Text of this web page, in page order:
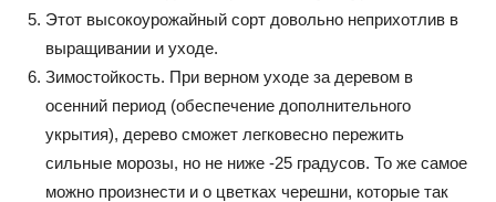
Этот высокоурожайный сорт довольно неприхотлив в
выращивании и уходе.
Зимостойкость. При верном уходе за деревом в
осенний период (обеспечение дополнительного
укрытия), дерево сможет легковесно пережить
сильные морозы, но не ниже -25 градусов. То же самое
можно произнести и о цветках черешни, которые так